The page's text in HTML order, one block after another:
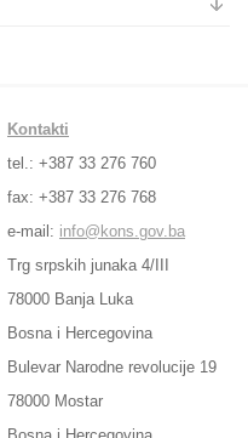
Kontakti
tel.: +387 33 276 760
fax: +387 33 276 768
e-mail: info@kons.gov.ba
Trg srpskih junaka 4/III
78000 Banja Luka
Bosna i Hercegovina
Bulevar Narodne revolucije 19
78000 Mostar